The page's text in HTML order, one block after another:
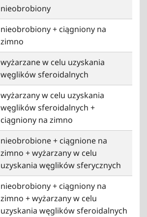
nieobrobiony
nieobrobiony + ciągniony na
zimno
wyżarzane w celu uzyskania
węglików sferoidalnych
wyżarzany w celu uzyskania
węglików sferoidalnych +
ciągniony na zimno
nieobrobione + ciągnione na
zimno + wyżarzany w celu
uzyskania węglików sferycznych
nieobrobiony + ciągniony na
zimno + wyżarzany w celu
uzyskania węglików sferoidalnych